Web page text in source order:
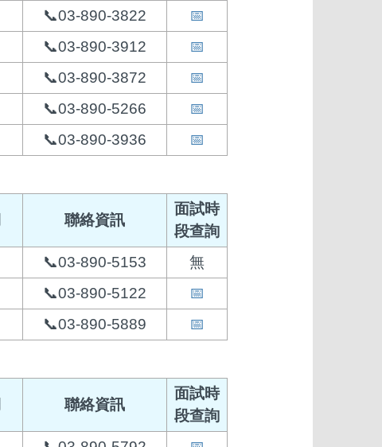
📞03-890-3822
📅
📞03-890-3912
📅
📞03-890-3872
📅
📞03-890-5266
📅
📞03-890-3936 📅
聯絡資訊
面試時
段查詢
📞03-890-5153
無
📞03-890-5122
📅
📞03-890-5889 📅
聯絡資訊
面試時
段查詢